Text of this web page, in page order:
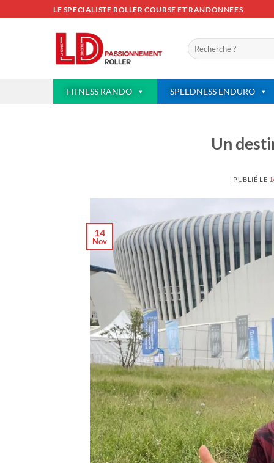
au
LE SPECIALISTE ROLLER COURSE ET RANDONNEES
Recherche
pour :
FITNESS RANDO SPEEDNESS ENDURO
Un
PUBLIÉ LE
14
Nov